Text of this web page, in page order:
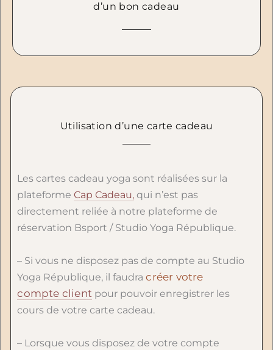
d’un bon cadeau
Utilisation d’une carte cadeau
Les cartes cadeau yoga sont réalisées sur la
plateformeCap Cadeau, qui n’est pas
directement reliée à notre plateforme de
réservation Bsport / Studio Yoga République.
– Si vous ne disposez pas de compte au Studio
Yoga République, il faudracréer votre
compte client pour pouvoir enregistrer les
cours de votre carte cadeau.
– Lorsque vous disposez de votre compte